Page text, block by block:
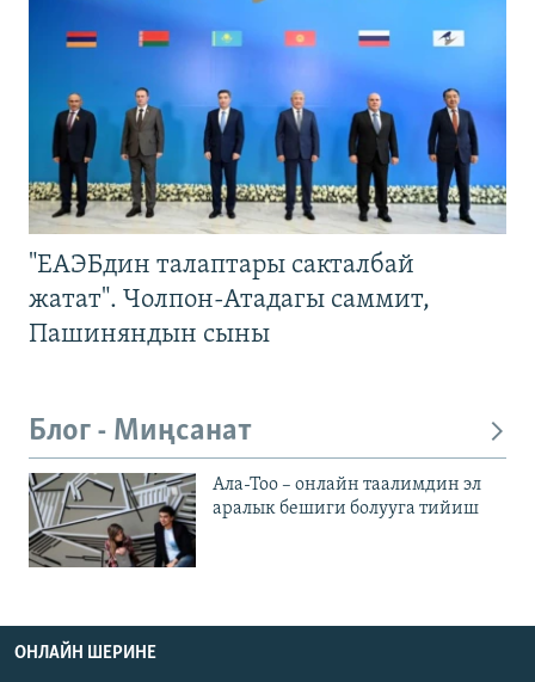
"ЕАЭБдин талаптары сакталбай
жатат". Чолпон-Атадагы саммит,
Пашиняндын сыны
Блог - Миңсанат
Ала-Тоо – онлайн таалимдин эл
аралык бешиги болууга тийиш
ОНЛАЙН ШЕРИНЕ